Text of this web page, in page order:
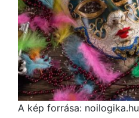
A kép forrása: noilogika.hu